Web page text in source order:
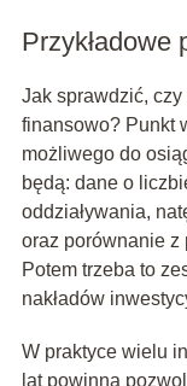
Przykładowe
Jak sprawdzić, czy
finansowo? Punkt
możliwego do
będą: dane o
oddziaływania,
oraz porównanie z
Potem trzeba to
nakładów
W praktyce wielu
lat powinna